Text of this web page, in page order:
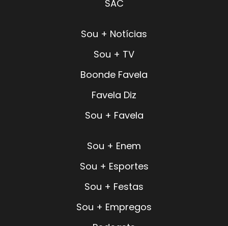
SAC
Sou + Notícias
Sou + TV
Boonde Favela
Favela Diz
Sou + Favela
Sou + Enem
Sou + Esportes
Sou + Festas
Sou + Empregos